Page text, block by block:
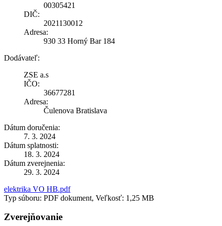
00305421
DIČ:
2021130012
Adresa:
930 33 Horný Bar 184
Dodávateľ:
ZSE a.s
IČO:
36677281
Adresa:
Čulenova Bratislava
Dátum doručenia:
7. 3. 2024
Dátum splatnosti:
18. 3. 2024
Dátum zverejnenia:
29. 3. 2024
elektrika VO HB.pdf
Typ súboru: PDF dokument, Veľkosť: 1,25 MB
Zverejňovanie